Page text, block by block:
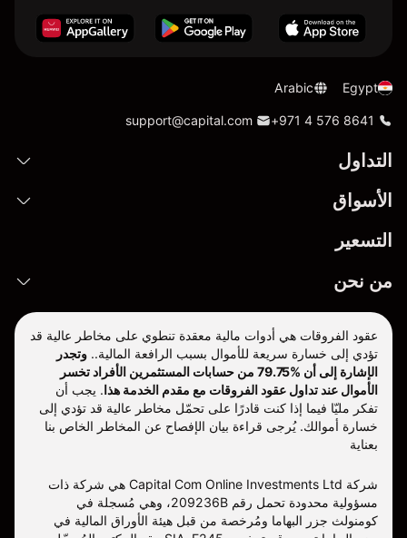
Egypt
Arabic
+971 4 576 8641
support@capital.com
التداول
الأسواق
التسعير
من نحن
عقود الفروقات هي أدوات مالية معقدة تنطوي على مخاطر عالية قد
تؤدي إلى خسارة سريعة للأموال بسبب الرافعة المالية.. وتجدر
الإشارة إلى أن %79.75 من حسابات المستثمرين الأفراد تخسر
الأموال عند تداول عقود الفروقات مع مقدم الخدمة هذا. يجب أن
تفكر مليّا فيما إذا كنت قادرًا على تحمّل مخاطر عالية قد تؤدي إلى
خسارة أموالك. يُرجى قراءة بيان الإفصاح عن المخاطر الخاص بنا
بعناية
شركة Capital Com Online Investments Ltd هي شركة ذات
مسؤولية محدودة تحمل رقم 209236B، وهي مُسجلة في
كومنولث جزر البهاما ومُرخصة من قبل هيئة الأوراق المالية في